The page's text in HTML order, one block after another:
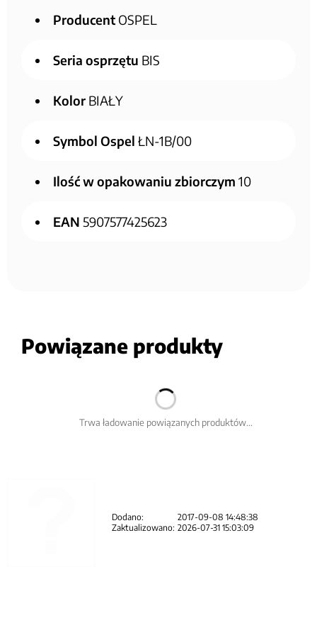
Producent OSPEL
Seria osprzętu BIS
Kolor BIAŁY
Symbol Ospel ŁN-1B/00
Ilość w opakowaniu zbiorczym 10
EAN 5907577425623
Powiązane produkty
Trwa ładowanie powiązanych produktów...
Dodano:
2017-09-08 14:48:38
Zaktualizowano: 2026-07-31 15:03:09